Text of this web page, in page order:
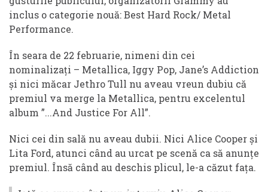
inclus o categorie nouă: Best Hard Rock/ Metal
Performance.
În seara de 22 februarie, nimeni din cei
nominalizați – Metallica, Iggy Pop, Jane’s Addiction
și nici măcar Jethro Tull nu aveau vreun dubiu că
premiul va merge la Metallica, pentru excelentul
album ”...And Justice For All”.
Nici cei din sală nu aveau dubii. Nici Alice Cooper și
Lita Ford, atunci când au urcat pe scenă ca să anunțe
premiul. Însă când au deschis plicul, le-a căzut fața.